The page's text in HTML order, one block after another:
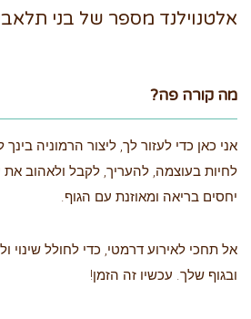
אלטנוילנד מספר של בני
מה קורה פה?
אני כאן כדי לעזור לך, ליצור הרמוניה
לחיות בעוצמה, להעריך, לקבל ולאהוב
יחסים בריאה ומאוזנת עם הגוף.
אל תחכי לאירוע דרמטי, כדי לחולל
ובגוף שלך. עכשיו זה הזמן!